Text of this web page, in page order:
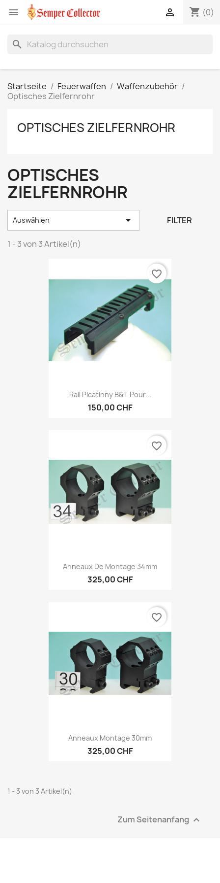
 shopping_cart (0)

search
Startseite Feuerwaffen
Waffenzubehör
Optisches Zielfernrohr
OPTISCHES ZIELFERNROHR
OPTISCHES
ZIELFERNROHR
Auswählen  FILTER
1 - 3 von 3 Artikel(n)
Rail Picatinny B&T Pour...
150,00 CHF
favorite_border
Anneaux De Montage 34mm
325,00 CHF
favorite_border
Anneaux Montage 30mm
325,00 CHF
favorite_border
1 - 3 von 3 Artikel(n)
Zum Seitenanfang 